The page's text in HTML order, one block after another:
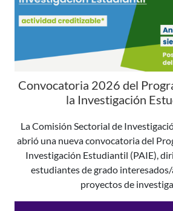
Convocatoria 2026 del
la Investigación
La Comisión Sectorial de
abrió una nueva convocatoria del
Investigación Estudiantil (PAIE),
estudiantes de grado
proyectos de